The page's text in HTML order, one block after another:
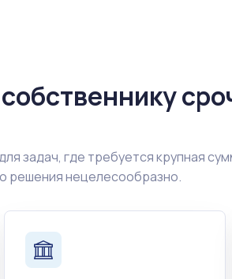
задач, где требуется крупная
решения нецелесообразно.